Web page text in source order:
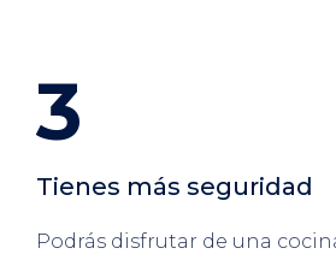
3
Tienes más seguridad
Podrás disfrutar de una